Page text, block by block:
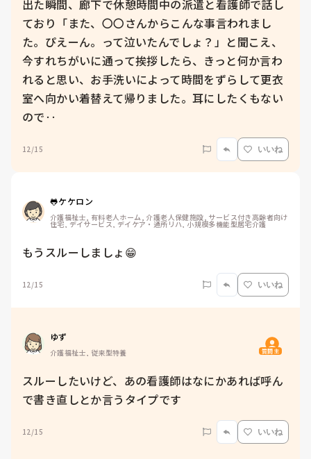
出た瞬間、廊下で休憩時間中の派遣と看護師で話し
ており「また、〇〇さんからこんな事言われまし
た。ぴえーん。って泣いたんでしょ？」と聞こえ、
今すれちがいに通って挨拶したら、きっと何か言わ
れると思い、お手洗いによって時間をずらして更衣
室へ向かい着替えて帰りました。耳にしたくもない
ので‥
12/15 いいね
🐸ケケロン
介護福祉士, 有料老人ホーム, 介護老人保健施設, サービス付き高齢者向け
住宅, デイサービス, デイケア・通所リハ, 小規模多機能型居宅介護
もうスルーしましょ😁
12/15 いいね
ゆず
介護福祉士, 従来型特養 質問主
スルーしたいけど、あの看護師はなにかあれば呼ん
で書き直しとか言うタイプです
12/15 いいね